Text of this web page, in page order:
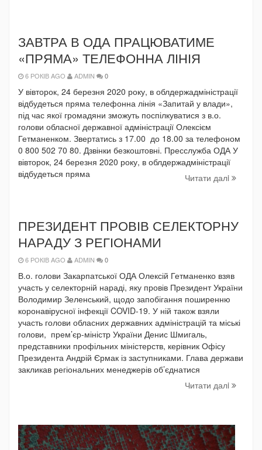
ЗАВТРА В ОДА ПРАЦЮВАТИМЕ
«ПРЯМА» ТЕЛЕФОННА ЛІНІЯ
6 РОКІВ AGO ADMIN 0
У вівторок, 24 березня 2020 року, в облдержадміністрації
відбудеться пряма телефонна лінія «Запитай у влади»,
під час якої громадяни зможуть поспілкуватися з в.о.
голови обласної державної адміністрації Олексієм
Гетманенком. Звертатись з 17.00 до 18.00 за телефоном
0 800 502 70 80. Дзвінки безкоштовні. Пресслужба ОДА У
вівторок, 24 березня 2020 року, в облдержадміністрації
відбудеться пряма
Читати далi
ПРЕЗИДЕНТ ПРОВІВ СЕЛЕКТОРНУ
НАРАДУ З РЕГІОНАМИ
6 РОКІВ AGO ADMIN 0
В.о. голови Закарпатської ОДА Олексій Гетманенко взяв
участь у селекторній нараді, яку провів Президент України
Володимир Зеленський, щодо запобігання поширенню
коронавірусної інфекції COVID-19. У ній також взяли
участь голови обласних державних адміністрацій та міські
голови, прем’єр-міністр України Денис Шмигаль,
представники профільних міністерств, керівник Офісу
Президента Андрій Єрмак із заступниками. Глава держави
закликав регіональних менеджерів об’єднатися
Читати далi